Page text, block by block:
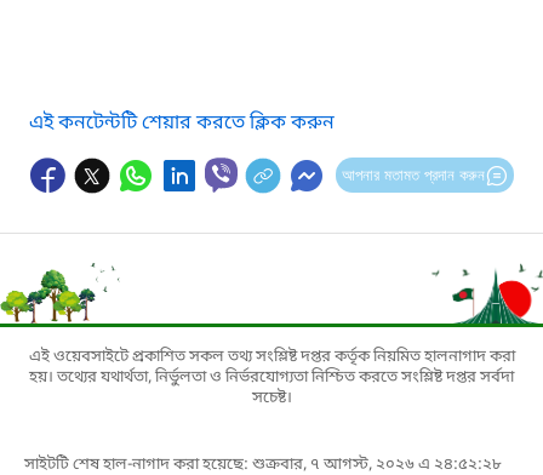
এই কনটেন্টটি শেয়ার করতে ক্লিক করুন
আপনার মতামত প্রদান করুন
এই ওয়েবসাইটে প্রকাশিত সকল তথ্য সংশ্লিষ্ট দপ্তর কর্তৃক নিয়মিত হালনাগাদ করা
হয়। তথ্যের যথার্থতা, নির্ভুলতা ও নির্ভরযোগ্যতা নিশ্চিত করতে সংশ্লিষ্ট দপ্তর সর্বদা
সচেষ্ট।
সাইটটি শেষ হাল-নাগাদ করা হয়েছে: শুক্রবার, ৭ আগস্ট, ২০২৬ এ ২৪:৫২:২৮